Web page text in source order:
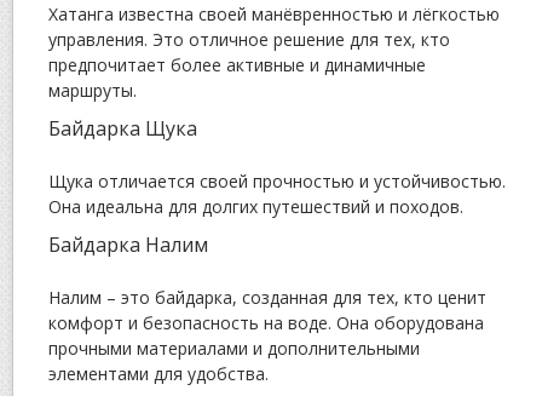
Хатанга известна своей манёвренностью и лёгкостью
управления. Это отличное решение для тех, кто
предпочитает более активные и динамичные
маршруты.
Байдарка Щука
Щука отличается своей прочностью и устойчивостью.
Она идеальна для долгих путешествий и походов.
Байдарка Налим
Налим – это байдарка, созданная для тех, кто ценит
комфорт и безопасность на воде. Она оборудована
прочными материалами и дополнительными
элементами для удобства.